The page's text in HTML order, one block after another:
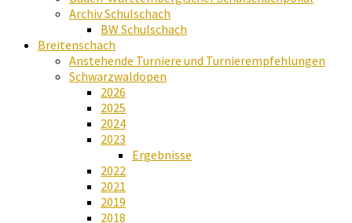
Archiv Schulschach
BW Schulschach
Breitenschach
Anstehende Turniere und Turnierempfehlungen
Schwarzwaldopen
2026
2025
2024
2023
Ergebnisse
2022
2021
2019
2018